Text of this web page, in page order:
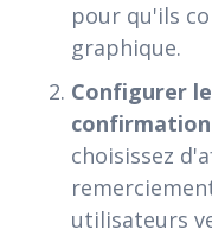
pour qu'ils
graphique.
Configurer
confirmation
choisissez
utilisateurs